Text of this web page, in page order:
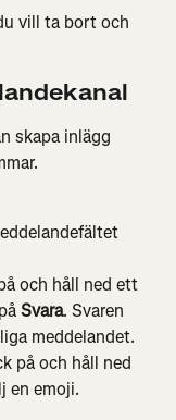
vill ta bort och
skapa inlägg
och håll ned ett
Svara. Svaren
meddelandet.
på och håll ned
en emoji.